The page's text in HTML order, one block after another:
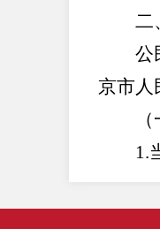
二、
公民
京市人
（一
1.当